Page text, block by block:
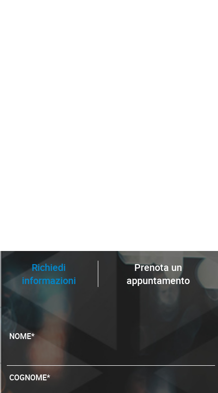
Richiedi
informazioni
Prenota un
appuntamento
NOME*
COGNOME*